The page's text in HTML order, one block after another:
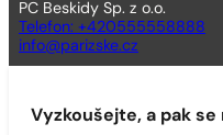
PC Beskidy Sp. z o.o.
Telefon: +420555558888
info@parizske.cz
Vyzkoušejte, a pak